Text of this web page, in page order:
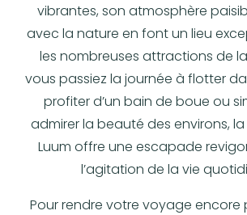
vibrantes, son atmosphère
avec la nature en font un lieu
les nombreuses attractions de
vous passiez la journée à flotter
profiter d’un bain de boue ou
admirer la beauté des environs,
Luum offre une escapade
l’agitation de la vie
Pour rendre votre voyage encore